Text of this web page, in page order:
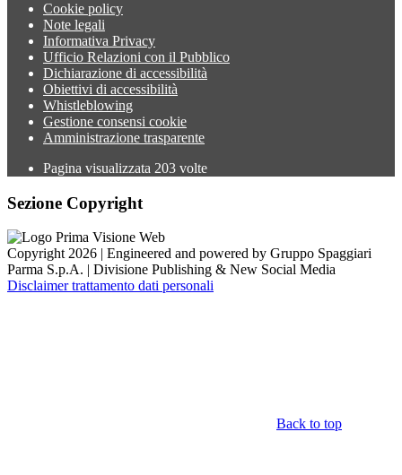
Cookie policy
Note legali
Informativa Privacy
Ufficio Relazioni con il Pubblico
Dichiarazione di accessibilità
Obiettivi di accessibilità
Whistleblowing
Gestione consensi cookie
Amministrazione trasparente
Pagina visualizzata 203 volte
Sezione Copyright
Copyright 2026 | Engineered and powered by Gruppo Spaggiari
Parma S.p.A. | Divisione Publishing & New Social Media
Disclaimer trattamento dati personali
Back to top